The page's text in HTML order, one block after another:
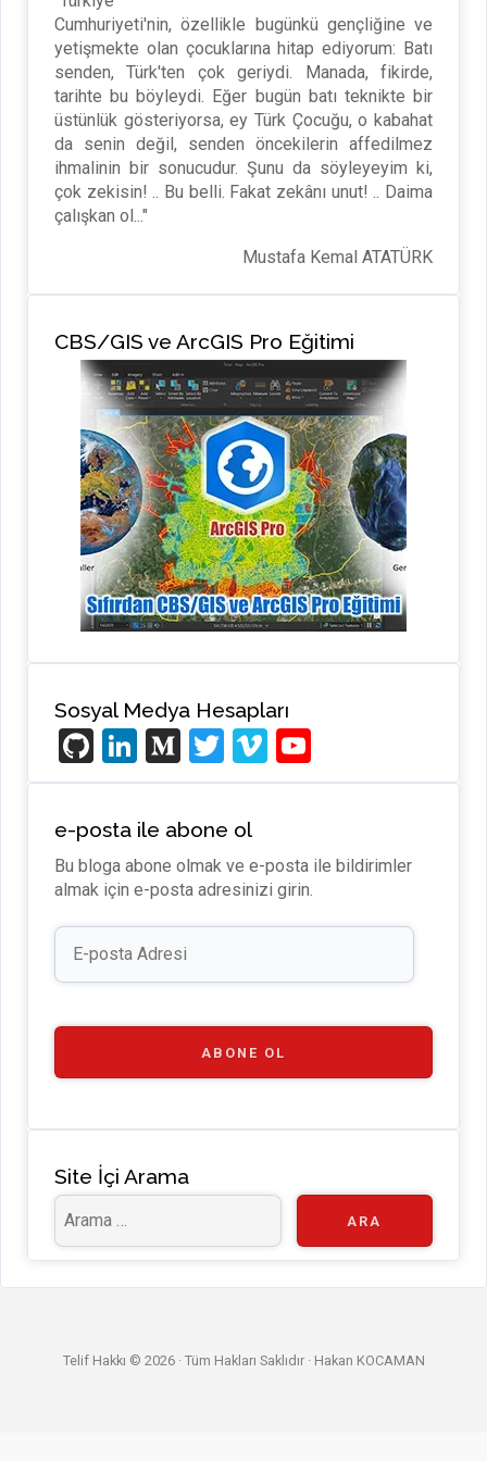
Cumhuriyeti'nin, özellikle bugünkü gençliğine ve
yetişmekte olan çocuklarına hitap ediyorum: Batı
senden, Türk'ten çok geriydi. Manada, fikirde,
tarihte bu böyleydi. Eğer bugün batı teknikte bir
üstünlük gösteriyorsa, ey Türk Çocuğu, o kabahat
da senin değil, senden öncekilerin affedilmez
ihmalinin bir sonucudur. Şunu da söyleyeyim ki,
çok zekisin! .. Bu belli. Fakat zekânı unut! .. Daima
çalışkan ol..."
Mustafa Kemal ATATÜRK
CBS/GIS ve ArcGIS Pro Eğitimi
Sosyal Medya Hesapları
Gi
t
H
u
b
Li
n
ke
dI
n
M
e
di
u
m
T
wi
tt
er
Vi
m o
T
u
b
C
h
n
n
e-posta ile abone ol
Bu bloga abone olmak ve e-posta ile bildirimler
almak için e-posta adresinizi girin.
E-
posta
ABONE OL
Site İçi Arama
Telif Hakkı © 2026 · Tüm Hakları Saklıdır · Hakan KOCAMAN